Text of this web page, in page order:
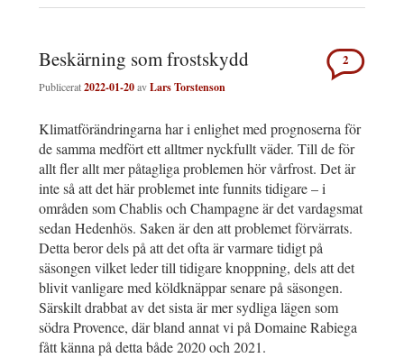
Beskärning som frostskydd
Publicerat2022-01-20avLars Torstenson
2
Klimatförändringarna har i enlighet med prognoserna för
de samma medfört ett alltmer nyckfullt väder. Till de för
allt fler allt mer påtagliga problemen hör vårfrost. Det är
inte så att det här problemet inte funnits tidigare – i
områden som Chablis och Champagne är det vardagsmat
sedan Hedenhös. Saken är den att problemet förvärrats.
Detta beror dels på att det ofta är varmare tidigt på
säsongen vilket leder till tidigare knoppning, dels att det
blivit vanligare med köldknäppar senare på säsongen.
Särskilt drabbat av det sista är mer sydliga lägen som
södra Provence, där bland annat vi på Domaine Rabiega
fått känna på detta både 2020 och 2021.